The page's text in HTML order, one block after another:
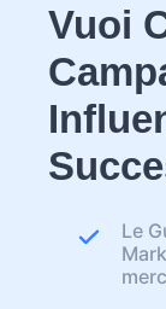
Vuoi
Le